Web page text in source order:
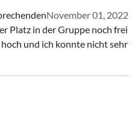
November 01, 2022
Platz in der Gruppe noch frei
und ich konnte nicht sehr